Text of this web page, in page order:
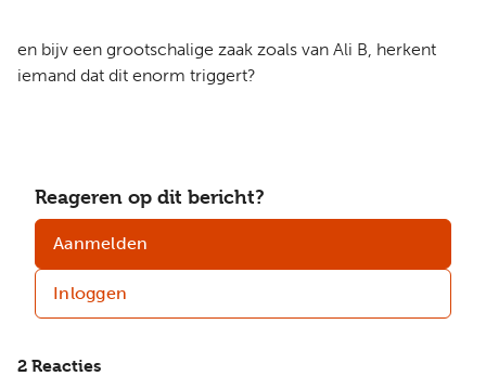
en bijv een grootschalige zaak zoals van Ali B, herkent
iemand dat dit enorm triggert?
Reageren op dit bericht?
Aanmelden
Inloggen
2 Reacties